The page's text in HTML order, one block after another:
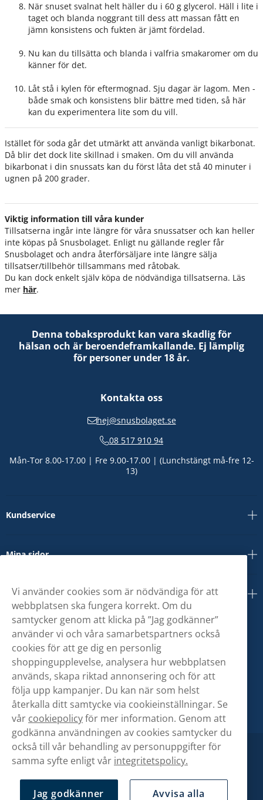
När snuset svalnat helt häller du i 60 g glycerol. Häll i lite i
taget och blanda noggrant till dess att massan fått en
jämn konsistens och fukten är jämt fördelad.
Nu kan du tillsätta och blanda i valfria smakaromer om du
känner för det.
Låt stå i kylen för eftermognad. Sju dagar är lagom. Men -
både smak och konsistens blir bättre med tiden, så här
kan du experimentera lite som du vill.
Istället för soda går det utmärkt att använda vanligt bikarbonat.
Då blir det dock lite skillnad i smaken. Om du vill använda
bikarbonat i din snussats kan du först låta det stå 40 minuter i
ugnen på 200 grader.
Viktig information till våra kunder
Tillsatserna ingår inte längre för våra snussatser och kan heller
inte köpas på Snusbolaget. Enligt nu gällande regler får
Snusbolaget och andra återförsäljare inte längre sälja
tillsatser/tillbehör tillsammans med råtobak.
Du kan dock enkelt själv köpa de nödvändiga tillsatserna. Läs
mer här.
Denna tobaksprodukt kan vara skadlig för
hälsan och är beroendeframkallande. Ej lämplig
för personer under 18 år.
Kontakta oss
hej@snusbolaget.se
08 517 910 94
Mån-Tor 8.00-17.00 | Fre 9.00-17.00 | (Lunchstängt må-fre 12-
13)
Kundservice
Mina sidor
Om oss
Vi använder cookies som är nödvändiga för att
webbplatsen ska fungera korrekt. Om du
samtycker genom att klicka på ”Jag godkänner”
använder vi och våra samarbetspartners också
cookies för att ge dig en personlig
shoppingupplevelse, analysera hur webbplatsen
används, skapa riktad annonsering och för att
följa upp kampanjer. Du kan när som helst
återkalla ditt samtycke via cookieinställningar. Se
vår cookiepolicyför mer information. Genom att
godkänna användningen av cookies samtycker du
också till vår behandling av personuppgifter för
samma syfte enligt vår integritetspolicy.
Jag godkänner Avvisa alla